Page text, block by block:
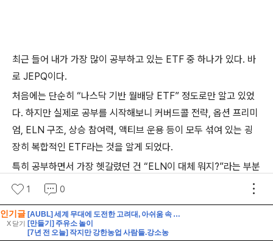
인기글
X 닫기
[AUBL] 세계 무대에 도전한 고려대, 아쉬움 속 대회 마무리
[만들기] 주유소 놀이
[7년 전 오늘] 작지만 강한농업 사람들.강소농